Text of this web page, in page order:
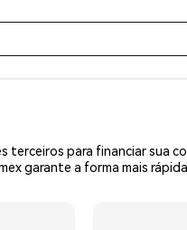
para financiar sua
garante a forma mais